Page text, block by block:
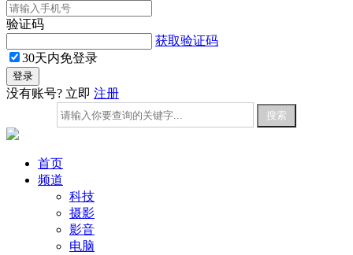
验证码
获取验证码
30天内免登录
没有账号? 立即 注册
首页
频道
科技
摄影
影音
电脑